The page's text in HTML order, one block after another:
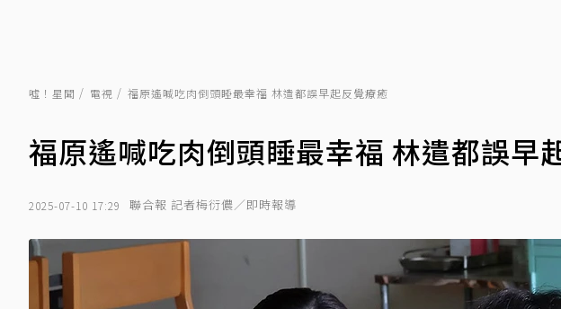
噓！星聞 電視 福原遙喊吃肉倒頭睡最幸福 林遣都誤早起反覺療癒
福原遙喊吃肉倒頭睡最幸福 林遣都誤早
2025-07-10 17:29 聯合報 記者梅衍儂／即時報導